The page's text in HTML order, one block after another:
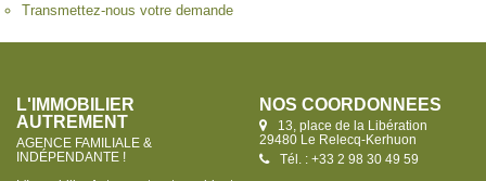
Transmettez-nous votre demande
L'IMMOBILIER
AUTREMENT
AGENCE FAMILIALE &
INDÉPENDANTE !
NOS COORDONNÉES
13, place de la Libération
29480 Le Relecq-Kerhuon
Tél. : +33 2 98 30 49 59